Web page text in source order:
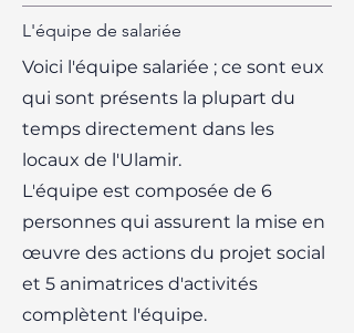
L'équipe de salariée
Voici l'équipe salariée ; ce sont eux
qui sont présents la plupart du
temps directement dans les
locaux de l'Ulamir.
L'équipe est composée de 6
personnes qui assurent la mise en
œuvre des actions du projet social
et 5 animatrices d'activités
complètent l'équipe.